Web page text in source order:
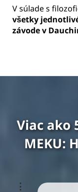
V súlade s
všetky
závode v
Viac ako
MEKU: